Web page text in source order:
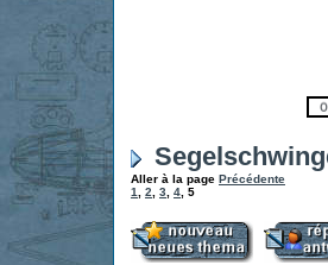
Aller à la page Précédente
1
2 3 4 5